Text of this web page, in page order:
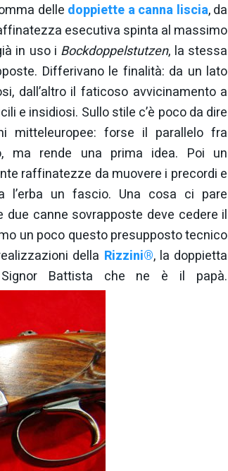
delle doppiette a canna liscia, da
esecutiva spinta al massimo
in uso i Bockdoppelstutzen, la stessa
Differivano le finalità: da un lato
dall’altro il faticoso avvicinamento a
e insidiosi. Sullo stile c’è poco da dire
mitteleuropee: forse il parallelo fra
ma rende una prima idea. Poi un
raffinatezze da muovere i precordi e
un fascio. Una cosa ci pare
canne sovrapposte deve cedere il
un poco questo presupposto tecnico
della Rizzini®, la doppietta
Battista che ne è il papà.